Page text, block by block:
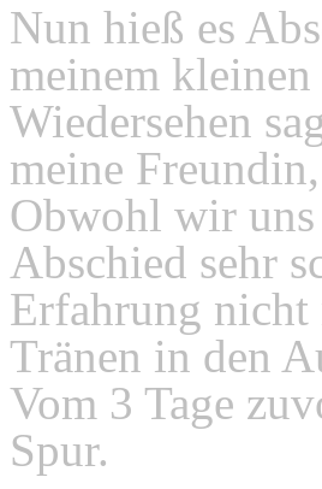
Nun hieß es
meinem
Wiedersehen
meine
Obwohl wir uns
Abschied sehr
Erfahrung nicht
Tränen in den
Vom 3 Tage
Spur.